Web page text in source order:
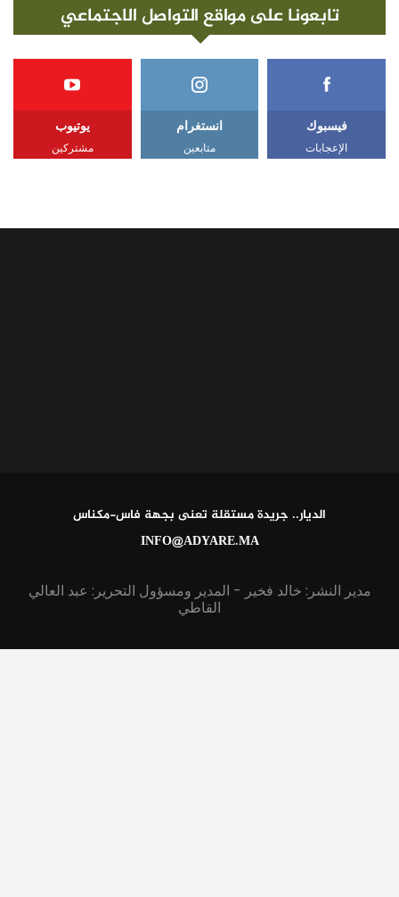
تابعونا على مواقع التواصل الاجتماعي
فيسبوك
الإعجابات
انستغرام
متابعين
يوتيوب
مشتركين
الديار.. جريدة مستقلة تعنى بجهة فاس-مكناس
INFO@ADYARE.MA
مدير النشر: خالد فخير - المدير ومسؤول التحرير: عبد العالي
القاطي